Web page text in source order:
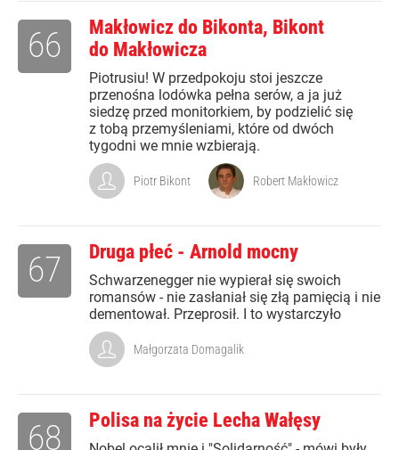
Makłowicz do Bikonta, Bikont
do Makłowicza
Piotrusiu! W przedpokoju stoi jeszcze
przenośna lodówka pełna serów, a ja już
siedzę przed monitorkiem, by podzielić się
z tobą przemyśleniami, które od dwóch
tygodni we mnie wzbierają.
66
Piotr Bikont Robert Makłowicz
Druga płeć - Arnold mocny
Schwarzenegger nie wypierał się swoich
romansów - nie zasłaniał się złą pamięcią i nie
dementował. Przeprosił. I to wystarczyło
67
Małgorzata Domagalik
Polisa na życie Lecha Wałęsy
68